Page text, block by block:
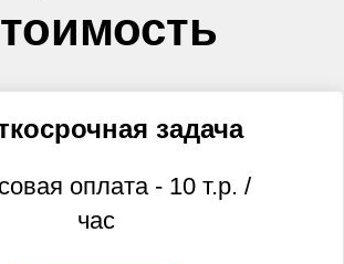
задача
оплата - 10 т.р. /
час